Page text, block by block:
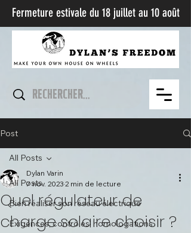
Fermeture estivale du 18 juillet au 10 août​
Post
All Posts
Bien réaliser son réseau électrique
Exigences, contrôles, homologations
All Posts
Quel régulateur de
charge solaire choisir ?
Dylan Varin
7 nov. 2023 2 min de lecture